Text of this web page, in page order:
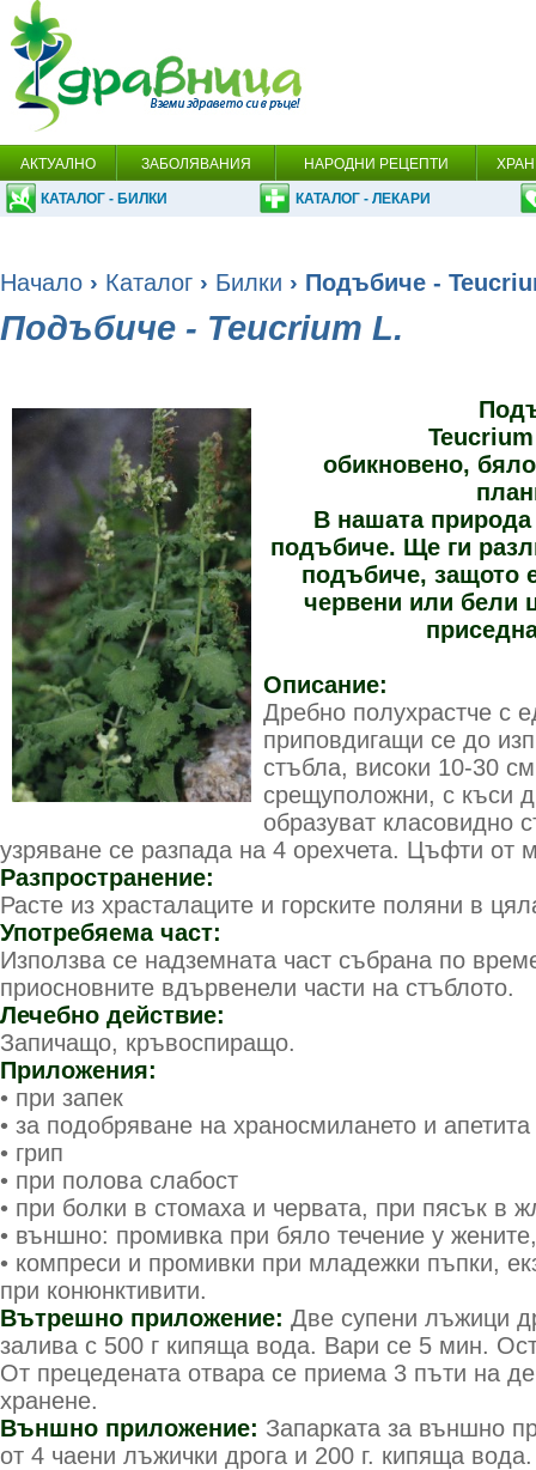
АКТУАЛНО ЗАБОЛЯВАНИЯ НАРОДНИ РЕЦЕПТИ
КАТАЛОГ - БИЛКИ КАТАЛОГ - ЛЕКАРИ
Начало › Каталог › Билки › Подъбиче -
Подъбиче - Teucrium L.
обикновено,
В нашата
подъбиче. Ще ги
подъбиче, защото
червени или бели
Описание:
Дребно полухрастче с
приповдигащи се до
стъбла, високи 10-30
срещуположни, с къси
образуват класовидно
узряване се разпада на 4 орехчета. Цъфти от
Разпространение:
Расте из храсталаците и горските поляни в
Употребяема част:
Използва се надземната част събрана по
приосновните вдървенели части на стъблото.
Лечебно действие:
Запичащо, кръвоспиращо.
Приложения:
• при запек
• за подобряване на храносмилането и апетита
• грип
• при полова слабост
• при болки в стомаха и червата, при пясък в
• външно: промивка при бяло течение у
• компреси и промивки при младежки пъпки,
при конюнктивити.
Вътрешно приложение: Две супени лъжици
залива с 500 г кипяща вода. Вари се 5 мин.
От прецедената отвара се приема 3 пъти на
хранене.
Външно приложение: Запарката за външно
от 4 чаени лъжички дрога и 200 г. кипяща вода.